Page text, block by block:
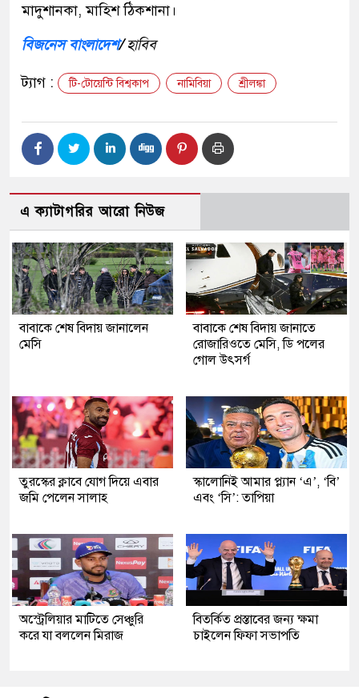
মাদুশানকা, মাহিশ ঠিকশানা।
বিজনেস বাংলাদেশ/হাবিব
ট্যাগ : টি-টোয়েন্টি বিশ্বকাপ নামিবিয়া শ্রীলঙ্কা
এ ক্যাটাগরির আরো নিউজ
বাবাকে শেষ বিদায় জানালেন
মেসি
বাবাকে শেষ বিদায় জানাতে
রোজারিওতে মেসি, ডি পলের
গোল উৎসর্গ
তুরস্কের ক্লাবে যোগ দিয়ে এবার
জমি পেলেন সালাহ
স্কালোনিই আমার প্ল্যান ‘এ’, ‘বি’
এবং ‘সি’: তাপিয়া
অস্ট্রেলিয়ার মাটিতে সেঞ্চুরি
করে যা বললেন মিরাজ
বিতর্কিত প্রস্তাবের জন্য ক্ষমা
চাইলেন ফিফা সভাপতি